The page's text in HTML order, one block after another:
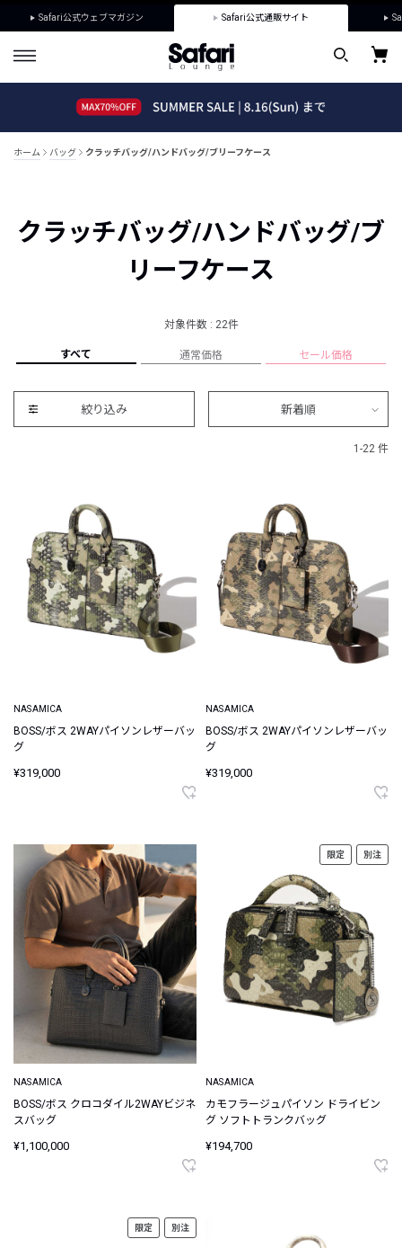
Safari公式ウェブマガジン Safari公式通販サイト
ホーム バッグ クラッチバッグ/ハンドバッグ/ブリーフケース
クラッチバッグ/ハンドバッグ/ブ
リーフケース
対象件数 : 22件
すべて 通常価格 セール価格
絞り込み 新着順
1-22 件
NASAMICA
BOSS/ボス 2WAYパイソンレザーバッ
グ
¥319,000
NASAMICA
BOSS/ボス 2WAYパイソンレザーバッ
グ
¥319,000
NASAMICA
BOSS/ボス クロコダイル2WAYビジネ
スバッグ
¥1,100,000
限定 別注
NASAMICA
カモフラージュパイソン ドライビン
グ ソフトトランクバッグ
¥194,700
限定 別注